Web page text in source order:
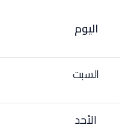
اليوم
السبت
الأحد